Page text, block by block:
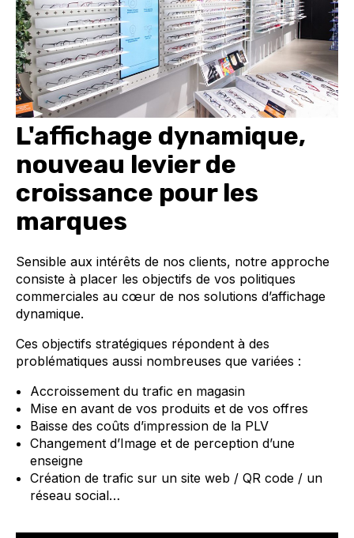
L'affichage dynamique,
nouveau levier de
croissance pour les
marques
Sensible aux intérêts de nos clients, notre approche
consiste à placer les objectifs de vos politiques
commerciales au cœur de nos solutions d’affichage
dynamique.
Ces objectifs stratégiques répondent à des
problématiques aussi nombreuses que variées :
Accroissement du trafic en magasin
Mise en avant de vos produits et de vos offres
Baisse des coûts d’impression de la PLV
Changement d’Image et de perception d’une
enseigne
Création de trafic sur un site web / QR code / un
réseau social…